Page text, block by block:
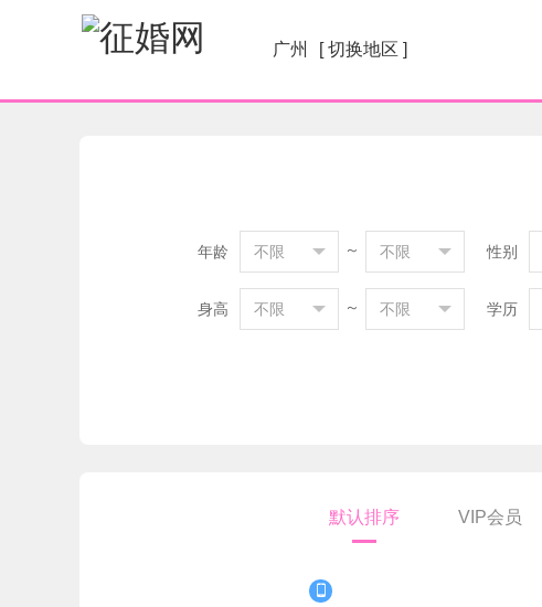
广州 [ 切换地区 ]
年龄 不限 ～ 不限 性别
身高 不限 ～ 不限 学历
默认排序 VIP会员